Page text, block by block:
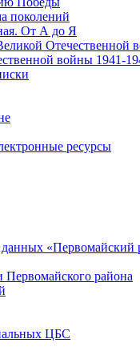
поколений
От А до Я
Отечественной
войны 1941-
ресурсы
данных «Первомайский
района
ЦБС